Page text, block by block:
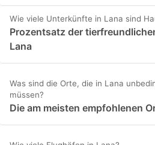
Wie viele Unterkünfte in Lana sind
Prozentsatz der
Lana
Was sind die Orte, die in Lana
müssen?
Die am meisten empfohlenen